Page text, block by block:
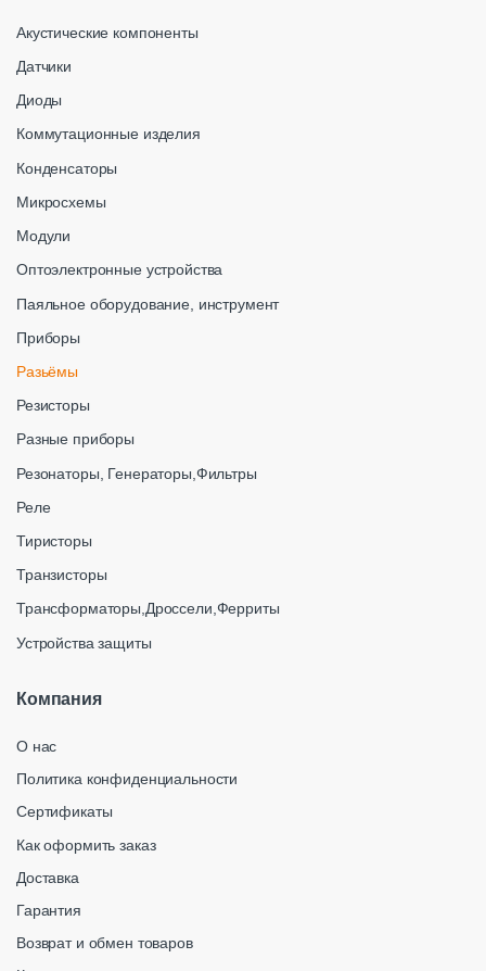
Акустические компоненты
Датчики
Диоды
Коммутационные изделия
Конденсаторы
Микросхемы
Модули
Оптоэлектронные устройства
Паяльное оборудование, инструмент
Приборы
Разьёмы
Резисторы
Разные приборы
Резонаторы, Генераторы,Фильтры
Реле
Тиристоры
Транзисторы
Трансформаторы,Дроссели,Ферриты
Устройства защиты
Компания
О нас
Политика конфиденциальности
Сертификаты
Как оформить заказ
Доставка
Гарантия
Возврат и обмен товаров